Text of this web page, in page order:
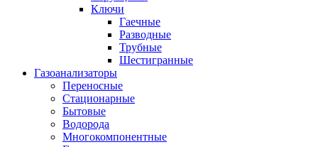
Ключи
Гаечные
Разводные
Трубные
Шестигранные
Газоанализаторы
Переносные
Стационарные
Бытовые
Водорода
Многокомпонентные